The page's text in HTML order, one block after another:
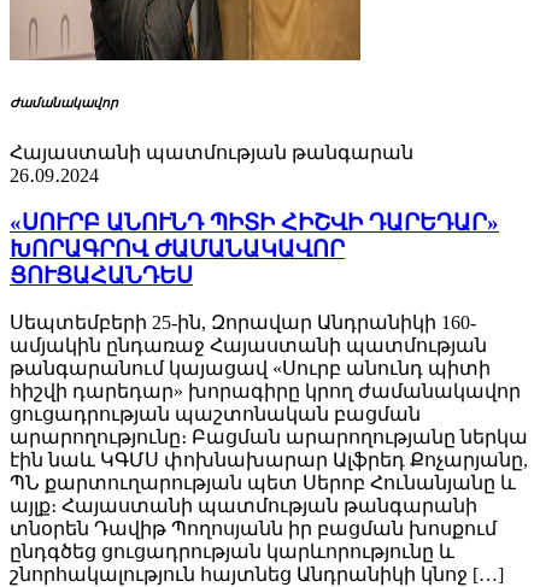
Ժամանակավոր
Հայաստանի պատմության թանգարան
26․09․2024
«ՍՈՒՐԲ ԱՆՈՒՆԴ ՊԻՏԻ ՀԻՇՎԻ ԴԱՐԵԴԱՐ»
ԽՈՐԱԳՐՈՎ ԺԱՄԱՆԱԿԱՎՈՐ
ՑՈՒՑԱՀԱՆԴԵՍ
Սեպտեմբերի 25-ին, Զորավար Անդրանիկի 160-
ամյակին ընդառաջ Հայաստանի պատմության
թանգարանում կայացավ «Սուրբ անունդ պիտի
հիշվի դարեդար» խորագիրը կրող ժամանակավոր
ցուցադրության պաշտոնական բացման
արարողությունը։ Բացման արարողությանը ներկա
էին նաև ԿԳՄՍ փոխնախարար Ալֆրեդ Քոչարյանը,
ՊՆ քարտուղարության պետ Սերոբ Հունանյանը և
այլք։ Հայաստանի պատմության թանգարանի
տնօրեն Դավիթ Պողոսյանն իր բացման խոսքում
ընդգծեց ցուցադրության կարևորությունը և
շնորհակալություն հայտնեց Անդրանիկի կնոջ […]